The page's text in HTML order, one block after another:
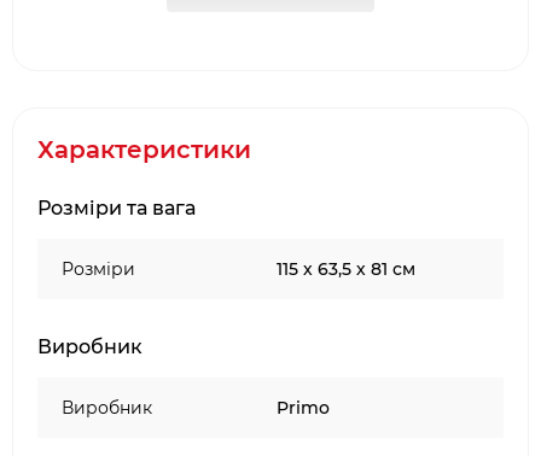
Вага: 34.6 кг
Габарити: 81 х 115 х 63.5 см
Колір чорний
Характеристики
Розміри та вага
Розміри 115 х 63,5 х 81 см
Виробник
Виробник Primo